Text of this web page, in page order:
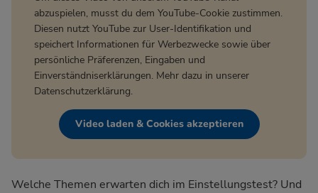
abzuspielen, musst du dem YouTube-Cookie zustimmen.
Diesen nutzt YouTube zur User-Identifikation und
speichert Informationen für Werbezwecke sowie über
persönliche Präferenzen, Eingaben und
Einverständniserklärungen. Mehr dazu in unserer
Datenschutzerklärung.
Video laden & Cookies akzeptieren
Welche Themen erwarten dich im Einstellungstest? Und